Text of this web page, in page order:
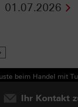
01.07.2026
beim Handel mit
Ihr Kontakt